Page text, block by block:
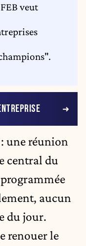
veut
une réunion
central du
aucun
du jour.
renouer le